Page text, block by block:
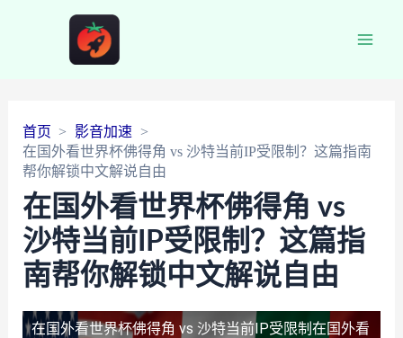
首页
影音加速
在国外看世界杯佛得角 vs 沙特当前IP受限制？这篇指南
帮你解锁中文解说自由
在国外看世界杯佛得角 vs
沙特当前IP受限制？这篇指
南帮你解锁中文解说自由
在国外看世界杯佛得角 vs 沙特当前IP受限制 在国外看